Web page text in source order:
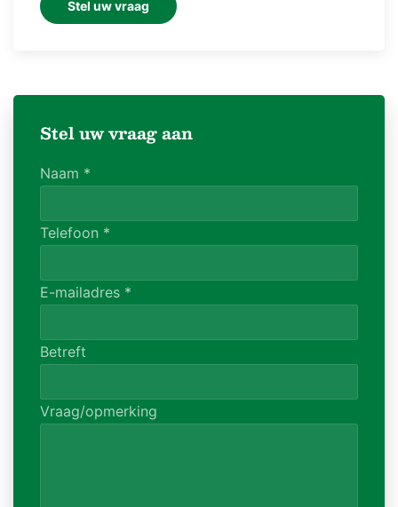
Stel uw vraag
Stel uw vraag aan
Naam *
Telefoon *
E-mailadres *
Betreft
Vraag/opmerking